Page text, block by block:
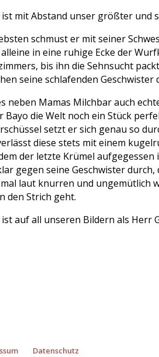
ist mit Abstand unser größter und
schmust er mit seiner
in eine ruhige Ecke der
bis ihn die Sehnsucht
seine schlafenden Geschwister
neben Mamas Milchbar auch
Bayo die Welt noch ein Stück
setzt er sich genau so
diese stets mit einem
der letzte Krümel aufgegessen
gegen seine Geschwister
laut knurren und ungemütlich
den Strich geht.
ist auf all unseren Bildern als Herr
Datenschutz